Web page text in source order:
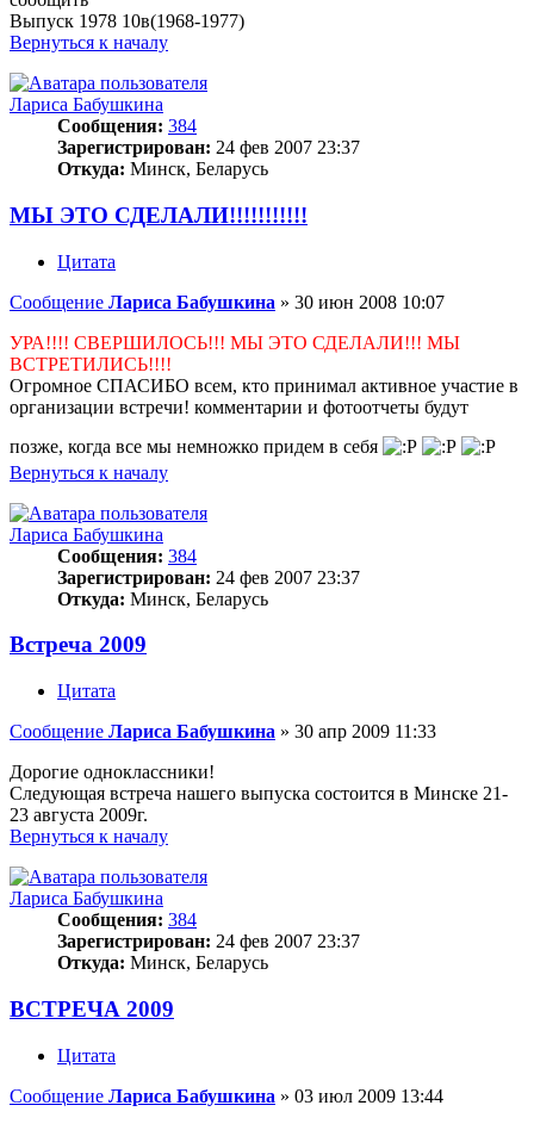
Выпуск 1978 10в(1968-1977)
Вернуться к началу
Лариса Бабушкина
Сообщения: 384
Зарегистрирован: 24 фев 2007 23:37
Откуда: Минск, Беларусь
МЫ ЭТО СДЕЛАЛИ!!!!!!!!!!!
Цитата
Сообщение Лариса Бабушкина » 30 июн 2008 10:07
УРА!!!! СВЕРШИЛОСЬ!!! МЫ ЭТО СДЕЛАЛИ!!! МЫ
ВСТРЕТИЛИСЬ!!!!
Огромное СПАСИБО всем, кто принимал активное участие в
организации встречи! комментарии и фотоотчеты будут
позже, когда все мы немножко придем в себя
Вернуться к началу
Лариса Бабушкина
Сообщения: 384
Зарегистрирован: 24 фев 2007 23:37
Откуда: Минск, Беларусь
Встреча 2009
Цитата
Сообщение Лариса Бабушкина » 30 апр 2009 11:33
Дорогие одноклассники!
Следующая встреча нашего выпуска состоится в Минске 21-
23 августа 2009г.
Вернуться к началу
Лариса Бабушкина
Сообщения: 384
Зарегистрирован: 24 фев 2007 23:37
Откуда: Минск, Беларусь
ВСТРЕЧА 2009
Цитата
Сообщение Лариса Бабушкина » 03 июл 2009 13:44